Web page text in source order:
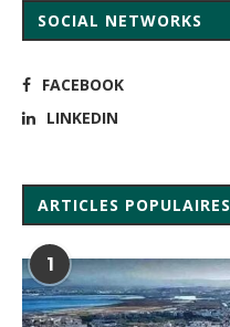
SOCIAL NETWORKS
FACEBOOK
LINKEDIN
ARTICLES POPULAIRES
1